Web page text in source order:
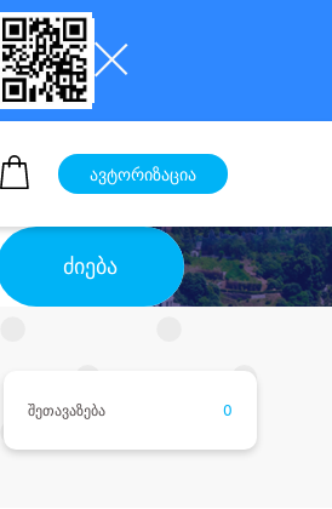
ავტორიზაცია
ძიება
შეთავაზება 0